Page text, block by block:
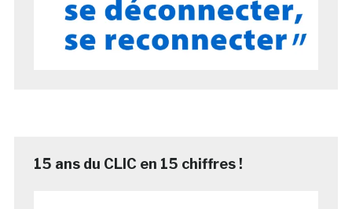
15 ans du CLIC en 15 chiffres !